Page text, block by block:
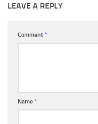
LEAVE A REPLY
Comment *
Name *